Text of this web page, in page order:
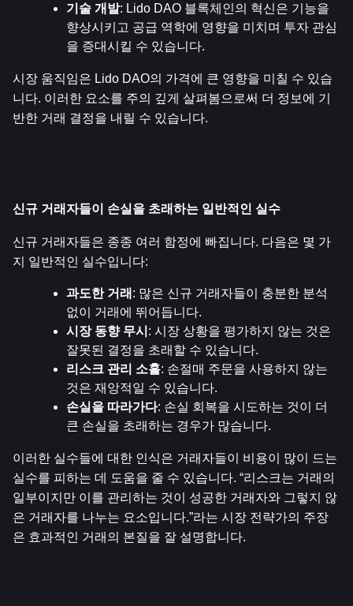
기술 개발: Lido DAO 블록체인의 혁신은 기능을
향상시키고 공급 역학에 영향을 미치며 투자 관심
을 증대시킬 수 있습니다.
시장 움직임은 Lido DAO의 가격에 큰 영향을 미칠 수 있습
니다. 이러한 요소를 주의 깊게 살펴봄으로써 더 정보에 기
반한 거래 결정을 내릴 수 있습니다.
신규 거래자들이 손실을 초래하는 일반적인 실수
신규 거래자들은 종종 여러 함정에 빠집니다. 다음은 몇 가
지 일반적인 실수입니다:
과도한 거래 : 많은 신규 거래자들이 충분한 분석
없이 거래에 뛰어듭니다.
시장 동향 무시 : 시장 상황을 평가하지 않는 것은
잘못된 결정을 초래할 수 있습니다.
리스크 관리 소홀: 손절매 주문을 사용하지 않는
것은 재앙적일 수 있습니다.
손실을 따라가다: 손실 회복을 시도하는 것이 더
큰 손실을 초래하는 경우가 많습니다.
이러한 실수들에 대한 인식은 거래자들이 비용이 많이 드는
실수를 피하는 데 도움을 줄 수 있습니다. “리스크는 거래의
일부이지만 이를 관리하는 것이 성공한 거래자와 그렇지 않
은 거래자를 나누는 요소입니다.”라는 시장 전략가의 주장
은 효과적인 거래의 본질을 잘 설명합니다.